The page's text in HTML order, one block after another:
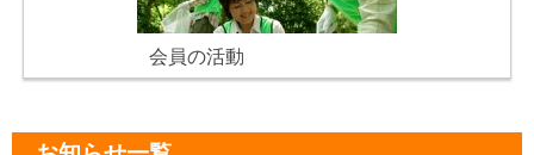
会員の活動